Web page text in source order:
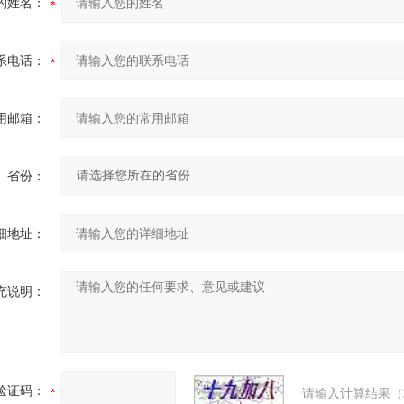
电话：
邮箱：
省份：
地址：
说明：
证码： 请输入计算结果